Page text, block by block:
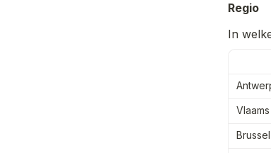
Regio
In
Brussel